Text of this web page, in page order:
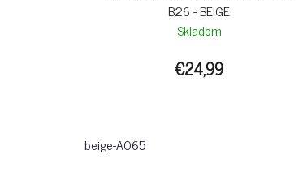
B26 - BEIGE
Skladom
€24,99
beige-A065